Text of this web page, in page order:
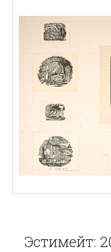
Эстимейт: